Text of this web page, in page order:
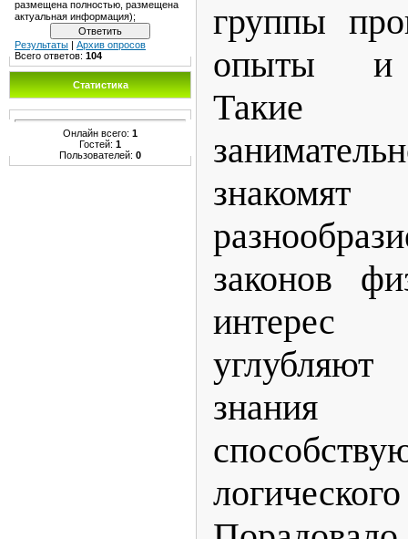
размещена полностью, размещена
актуальная информация);
Результаты | Архив опросов
Всего ответов: 104
Статистика
Онлайн всего: 1
Гостей: 1
Пользователей: 0
группы
опыты и
законов
знания